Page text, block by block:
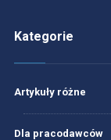
Kategorie
Artykuły różne
Dla pracodawców